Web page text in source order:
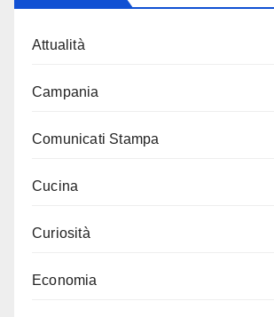
Attualità
Campania
Comunicati Stampa
Cucina
Curiosità
Economia